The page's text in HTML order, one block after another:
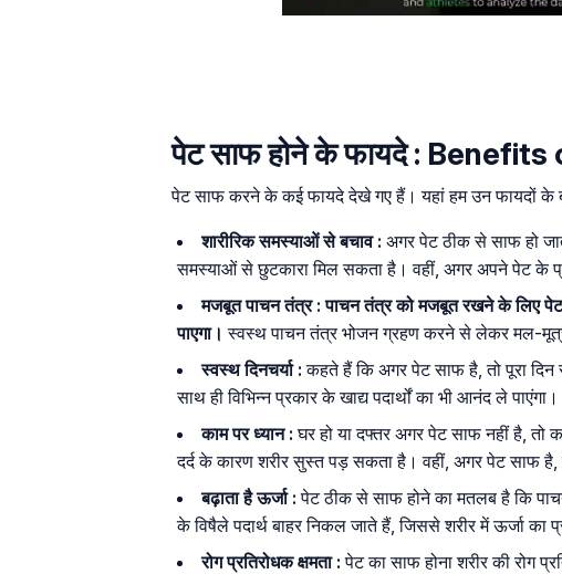
पेट साफ होने के फायदे :
पेट साफ करने के कई फायदे देखे गए हैं। यहां हम उन फायदों के
शारीरिक समस्याओं से बचाव : अगर पेट ठीक से साफ हो
समस्याओं से छुटकारा मिल सकता है। वहीं, अगर अपने पेट के
मजबूत पाचन तंत्र : पाचन तंत्र को मजबूत रखने के लिए पेट
पाएगा। स्वस्थ पाचन तंत्र भोजन ग्रहण करने से लेकर मल-
स्वस्थ दिनचर्या : कहते हैं कि अगर पेट साफ है, तो पूरा
साथ ही विभिन्न प्रकार के खाद्य पदार्थों का भी आनंद ले पाएंगा।
काम पर ध्यान : घर हो या दफ्तर अगर पेट साफ नहीं है,
दर्द के कारण शरीर सुस्त पड़ सकता है। वहीं, अगर पेट साफ है,
बढ़ाता है ऊर्जा : पेट ठीक से साफ होने का मतलब है कि
के विषैले पदार्थ बाहर निकल जाते हैं, जिससे शरीर में ऊर्जा का
रोग प्रतिरोधक क्षमता : पेट का साफ होना शरीर की रोग